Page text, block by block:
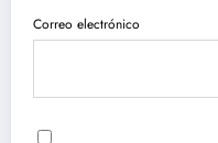
Correo electrónico